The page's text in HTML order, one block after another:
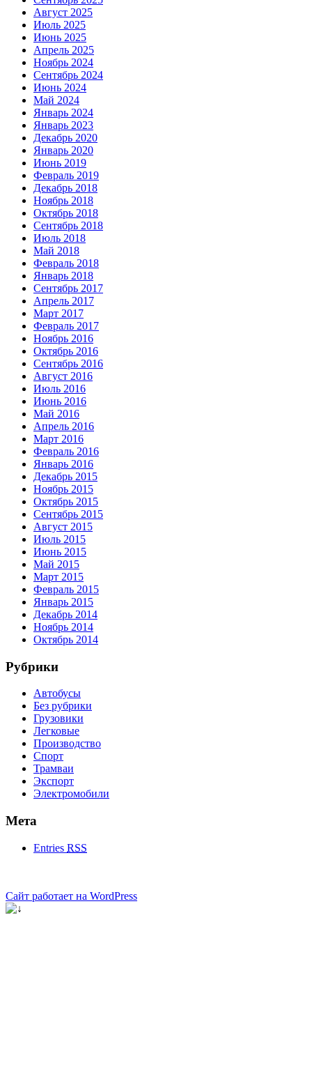
Август 2025
Июль 2025
Июнь 2025
Апрель 2025
Ноябрь 2024
Сентябрь 2024
Июнь 2024
Май 2024
Январь 2024
Январь 2023
Декабрь 2020
Январь 2020
Июнь 2019
Февраль 2019
Декабрь 2018
Ноябрь 2018
Октябрь 2018
Сентябрь 2018
Июль 2018
Май 2018
Февраль 2018
Январь 2018
Сентябрь 2017
Апрель 2017
Март 2017
Февраль 2017
Ноябрь 2016
Октябрь 2016
Сентябрь 2016
Август 2016
Июль 2016
Июнь 2016
Май 2016
Апрель 2016
Март 2016
Февраль 2016
Январь 2016
Декабрь 2015
Ноябрь 2015
Октябрь 2015
Сентябрь 2015
Август 2015
Июль 2015
Июнь 2015
Май 2015
Март 2015
Февраль 2015
Январь 2015
Декабрь 2014
Ноябрь 2014
Октябрь 2014
Рубрики
Автобусы
Без рубрики
Грузовики
Легковые
Производство
Спорт
Трамваи
Экспорт
Электромобили
Мета
Entries RSS
Сайт работает на WordPress